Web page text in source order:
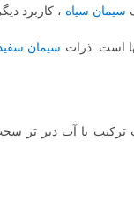
سیمان سیاه ، کاربرد
است. ذرات سیمان سفید
ترکیب با آب دیر